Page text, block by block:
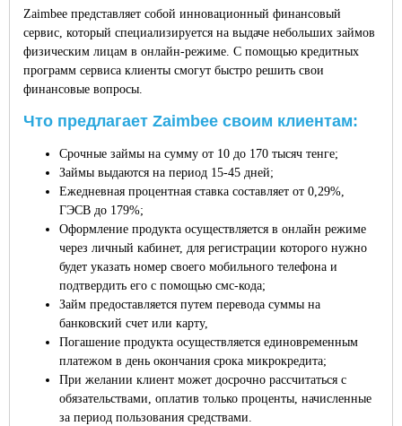
Zaimbee представляет собой инновационный финансовый
сервис, который специализируется на выдаче небольших займов
физическим лицам в онлайн-режиме. С помощью кредитных
программ сервиса клиенты смогут быстро решить свои
финансовые вопросы.
Что предлагает Zaimbee своим клиентам:
Срочные займы на сумму от 10 до 170 тысяч тенге;
Займы выдаются на период 15-45 дней;
Ежедневная процентная ставка составляет от 0,29%,
ГЭСВ до 179%;
Оформление продукта осуществляется в онлайн режиме
через личный кабинет, для регистрации которого нужно
будет указать номер своего мобильного телефона и
подтвердить его с помощью смс-кода;
Займ предоставляется путем перевода суммы на
банковский счет или карту,
Погашение продукта осуществляется единовременным
платежом в день окончания срока микрокредита;
При желании клиент может досрочно рассчитаться с
обязательствами, оплатив только проценты, начисленные
за период пользования средствами.